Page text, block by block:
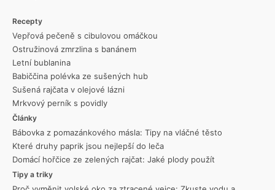
Recepty
Vepřová pečeně s cibulovou omáčkou
Ostružinová zmrzlina s banánem
Letní bublanina
Babiččina polévka ze sušených hub
Sušená rajčata v olejové lázni
Mrkvový perník s povidly
Články
Bábovka z pomazánkového másla: Tipy na vláčné těsto
Které druhy paprik jsou nejlepší do leča
Domácí hořčice ze zelených rajčat: Jaké plody použít
Tipy a triky